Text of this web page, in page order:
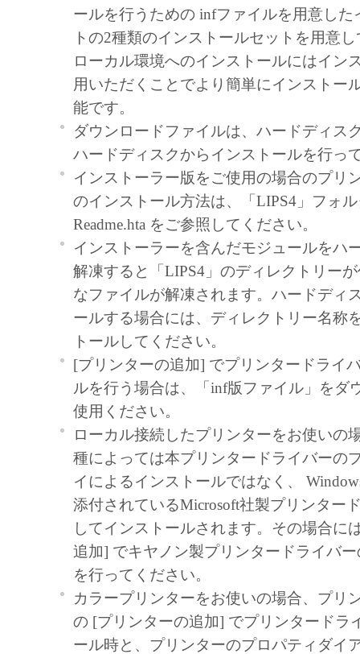
RESTRICTIONS
You shall not use the Software except as
permitted herein, and shall not assign,
lease, loan, convey or transfer to any third
Software. You shall not alter, translate or
programming language, modify,
otherwise reverse engineer the Software
have any third party to do so.
COPYRIGHT NOTICE
You shall not modify, remove or delete
of Canon or its licensors contained in the
any copy thereof.
OWNERSHIP
Canon and its licensors retain in all
ownership and intellectual property rights
Software. Except as expressly provided
right, express or implied, is hereby
Canon to you for any intellectual property
licensors.
EXPORT RESTRICTION
You agree to comply with all export laws
regulations of the country involved, and
export, directly or indirectly, the Software
such laws, restrictions and regulations, or
necessary approvals.
ールを行うための infファイルを用意した
トの2種類のインストールセットを用意
ローカル環境へのインストールにはイン
用いただくことでより簡単にインストー
能です。
ダウンロードファイルは、ハードディス
ハードディスクからインストールを行っ
インストーラー版をご使用の場合のプリ
のインストール方法は、「LIPS4」フォ
Readme.hta をご参照してください。
インストーラーを含んだモジュールをハ
解凍すると「LIPS4」のディレクトリー
なファイルが解凍されます。ハードディ
ールする場合には、ディレクトリー名称
トールしてください。
[プリンターの追加] でプリンタードライ
ルを行う場合は、「inf版ファイル」をダ
使用ください。
ローカル接続したプリンターをお使いの
種によっては本プリンタードライバーの
イによるインストールではなく、
添付されているMicrosoft社製プリンター
してインストールされます。その場合に
追加] でキヤノン製プリンタードライバ
を行ってください。
カラープリンターをお使いの場合、プリ
の [プリンターの追加] でプリンタードラ
ール時と、プリンターのプロパティダイ